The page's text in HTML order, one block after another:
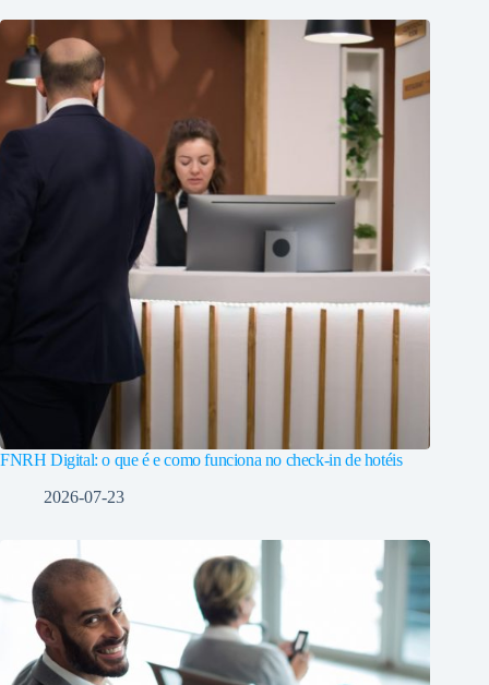
FNRH Digital: o que é e como funciona no check-in de hotéis
2026-07-23